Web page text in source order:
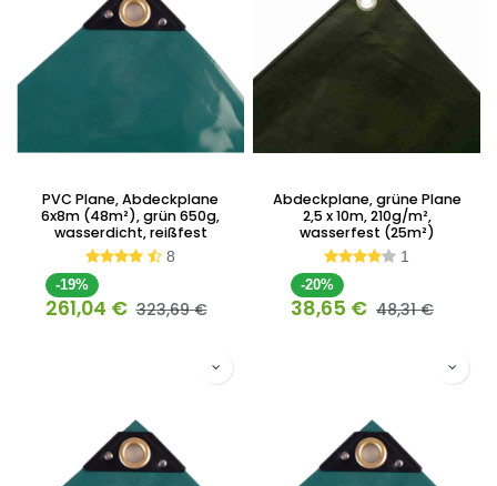
PVC Plane, Abdeckplane
6x8m (48m²), grün 650g,
wasserdicht, reißfest
8
-19%
261,04 € 323,69€
Abdeckplane, grüne Plane
2,5 x 10m, 210g/m²,
wasserfest (25m²)
1
-20%
38,65 € 48,31€